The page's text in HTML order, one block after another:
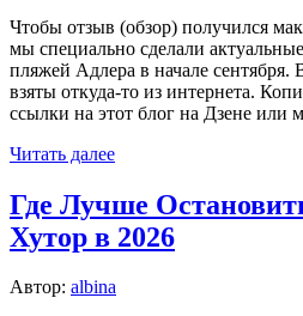
Чтобы отзыв (обзор) получился
мы специально сделали
пляжей Адлера в начале сентября.
взяты откуда-то из интернета.
ссылки на этот блог на Дзене или
Читать далее
Где Лучше
Хутор в 2026
Автор: albina